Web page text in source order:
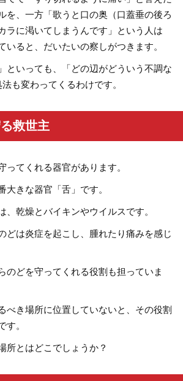
を、一方「歌うと口の奥（口蓋垂の後ろ
ラに渇いてしまうんです」という人は
いると、だいたいの察しがつきます。
といっても、「どの辺がどういう不調な
も変わってくるわけです。
救世主
ってくれる器官があります。
大きな器官「舌」です。
、乾燥とバイキンやウイルスです。
どは炎症を起こし、腫れたり痛みを感じ
のどを守ってくれる役割も担っていま
べき場所に位置していないと、その役割
す。
所とはどこでしょうか？